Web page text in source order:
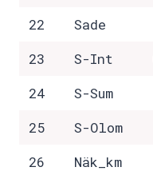
22
Sade
23
S-Int
24
S-Sum
25
S-Olom
26
Näk_km